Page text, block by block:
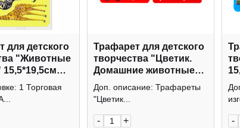
для детского
"Животные
1 Торговая
Трафарет для детского
творчества "Цветик.
Домашние животные"
15,5*20см 2091291408
Невская палитра
Доп. описание: Трафареты
"Цветик...
- + -